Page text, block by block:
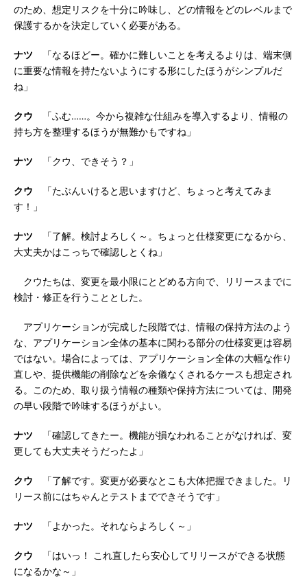
のため、想定リスクを十分に吟味し、どの情報をどのレベルまで
保護するかを決定していく必要がある。
ナツ 「なるほどー。確かに難しいことを考えるよりは、端末側
に重要な情報を持たないようにする形にしたほうがシンプルだ
ね」
クウ 「ふむ……。今から複雑な仕組みを導入するより、情報の
持ち方を整理するほうが無難かもですね」
ナツ 「クウ、できそう？」
クウ 「たぶんいけると思いますけど、ちょっと考えてみま
す！」
ナツ 「了解。検討よろしく～。ちょっと仕様変更になるから、
大丈夫かはこっちで確認しとくね」
クウたちは、変更を最小限にとどめる方向で、リリースまでに
検討・修正を行うこととした。
アプリケーションが完成した段階では、情報の保持方法のよう
な、アプリケーション全体の基本に関わる部分の仕様変更は容易
ではない。場合によっては、アプリケーション全体の大幅な作り
直しや、提供機能の削除などを余儀なくされるケースも想定され
る。このため、取り扱う情報の種類や保持方法については、開発
の早い段階で吟味するほうがよい。
ナツ 「確認してきたー。機能が損なわれることがなければ、変
更しても大丈夫そうだったよ」
クウ 「了解です。変更が必要なとこも大体把握できました。リ
リース前にはちゃんとテストまでできそうです」
ナツ 「よかった。それならよろしく～」
クウ 「はいっ！ これ直したら安心してリリースができる状態
になるかな～」